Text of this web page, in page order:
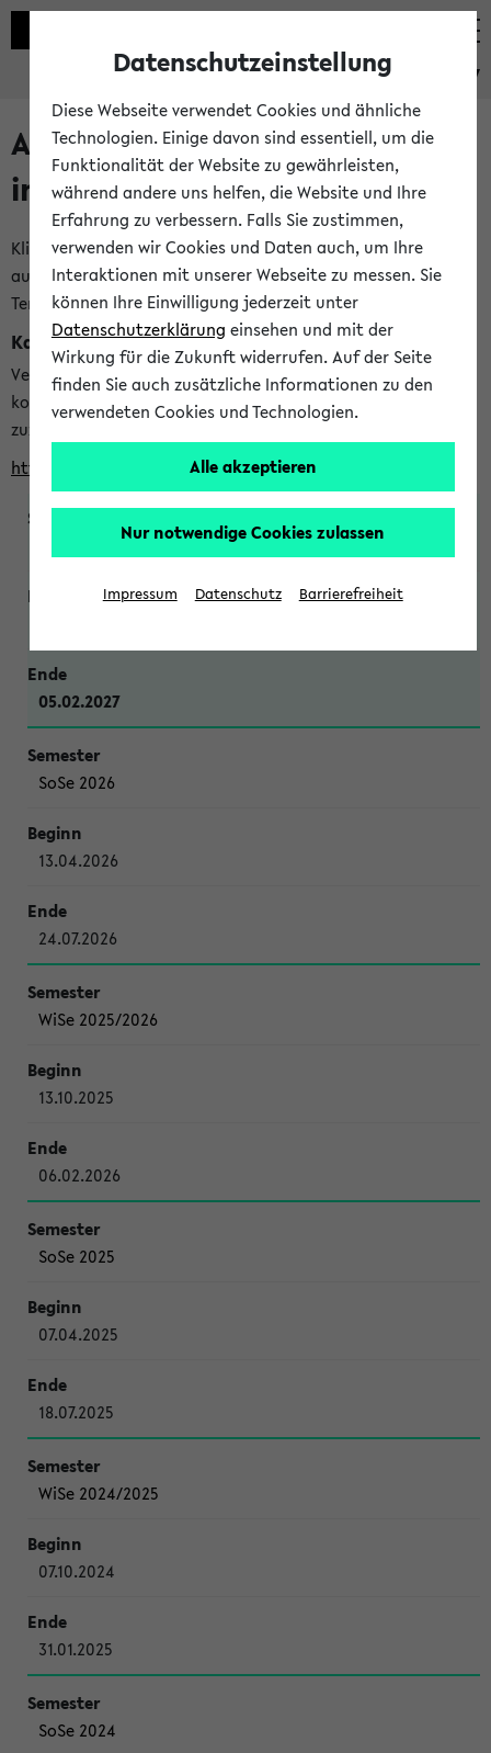
eKVV
Alle veröffentlichten Semester
im eKVV
Klicken Sie auf das Semester, welches Sie für Ihre Sitzung
auswählen möchten. Bitte beachten Sie auch die weiteren
Termine imKalender der Lehrplanung
Kalenderintegration
Verwenden Sie die folgende Adresse, um mit einer
kompatiblen Kalenderanwendung auf die Vorlesungszeiten
zuzugreifen (nähere Informationen
finden Sie hier
https://ekvv.uni-bielefeld.de/ws/calendar?vz
WiSe 2026/2027
05.02.2027
SoSe 2026
13.04.2026
24.07.2026
WiSe 2025/2026
13.10.2025
06.02.2026
SoSe 2025
07.04.2025
18.07.2025
WiSe 2024/2025
07.10.2024
31.01.2025
SoSe 2024
Datenschutzeinstellung
Diese Webseite verwendet Cookies und ähnliche
Technologien. Einige davon sind essentiell, um die
Funktionalität der Website zu gewährleisten,
während andere uns helfen, die Website und Ihre
Erfahrung zu verbessern. Falls Sie zustimmen,
verwenden wir Cookies und Daten auch, um Ihre
Interaktionen mit unserer Webseite zu messen. Sie
können Ihre Einwilligung jederzeit unter
Datenschutzerklärung einsehen und mit der
Wirkung für die Zukunft widerrufen. Auf der Seite
finden Sie auch zusätzliche Informationen zu den
verwendeten Cookies und Technologien.
Alle akzeptieren
Nur notwendige Cookies zulassen
Impressum Datenschutz Barrierefreiheit